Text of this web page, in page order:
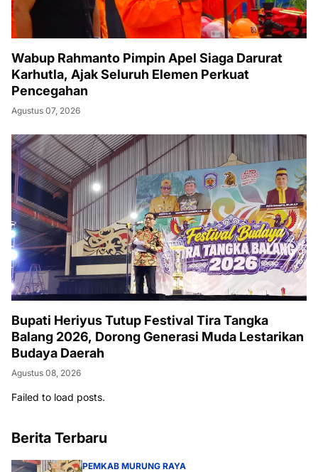
Wabup Rahmanto Pimpin Apel Siaga Darurat
Karhutla, Ajak Seluruh Elemen Perkuat
Pencegahan
Agustus 07, 2026
Bupati Heriyus Tutup Festival Tira Tangka
Balang 2026, Dorong Generasi Muda Lestarikan
Budaya Daerah
Agustus 08, 2026
Failed to load posts.
Berita Terbaru
PEMKAB MURUNG RAYA